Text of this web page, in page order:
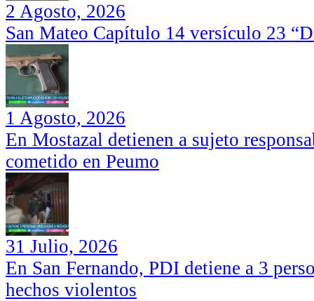
2 Agosto, 2026
San Mateo Capítulo 14 versículo 23
1 Agosto, 2026
En Mostazal detienen a sujeto
cometido en Peumo
31 Julio, 2026
En San Fernando, PDI detiene a 3
hechos violentos